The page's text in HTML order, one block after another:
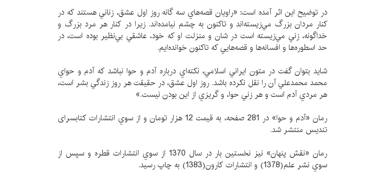
در توضيح اين اثر آمده است: «راويان قصه‌هاي سه گانه روز اول عشق، زناني هستند که در
کنار مردان بزرگ مي‌زيسته‌‎اند و تاکنون به چشم نيامده‌اند. زيرا در كنار هر مرد بزرگ و
خداگونه، زني مي‌زيسته است در شان و منزلت او که خود، عاشقي بي‌نظير بوده است، در
حد اسطوره‌ها و افسانه‌ها و قصه‌هايي که تاکنون خوانده‌ايم.
شايد بتوان گفت در متون ايراني اسلامي، نکته‌اي درباره آدم و حوا نباشد که آدم و حواي
محمد محمدعلي آن را نقل نکرده باشد. روز اول عشق، در حقيقت هر روز زندگي بشر است،
هر مردي آدم است و هر زني حوا، و گريزي از اين بودن نيست.»
رمان «آدم و حوا» در 281 صفحه، به قيمت 12 هزار تومان و از سوي انتشارات کتابسرای
تندیس منتشر شد.
رمان «نقش پنهان» نیز نخستين ‌بار در سال 1370 از سوي انتشارات قطره و سپس از
سوي نشر علم(1378) و انتشارات كارون(1383) به چاپ رسید.